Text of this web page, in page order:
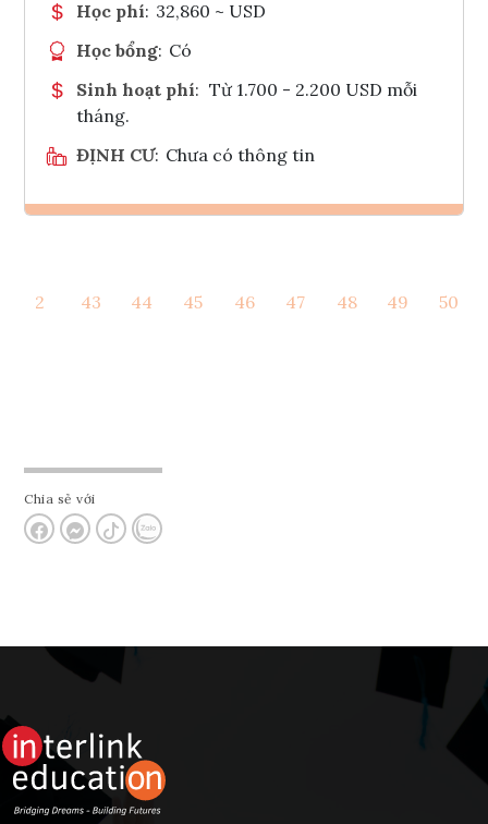
Học phí: 32,860 ~ USD
Học bổng: Có
Sinh hoạt phí: Từ 1.700 - 2.200 USD mỗi
tháng.
ĐỊNH CƯ: Chưa có thông tin
Tham vấn Interlink
2 43 44 45 46 47 48 49 50
Chia sẻ với